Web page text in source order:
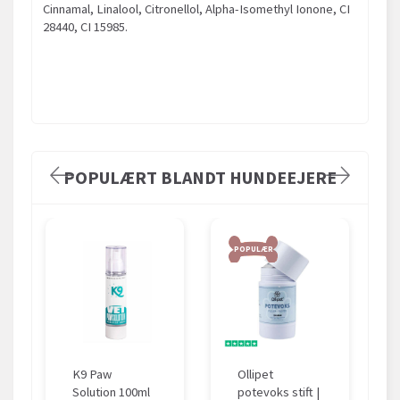
Cinnamal, Linalool, Citronellol, Alpha-Isomethyl Ionone, CI
28440, CI 15985.
POPULÆRT BLANDT HUNDEEJERE
K9 Paw
Solution 100ml
POPULÆR
Ollipet
potevoks stift |